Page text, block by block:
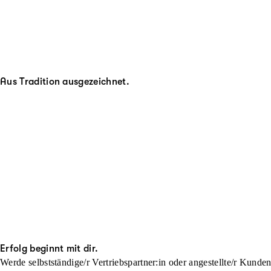
Aus Tradition ausgezeichnet.
Erfolg beginnt mit dir.
Werde selbstständige/r Vertriebspartner:in oder angestellte/r